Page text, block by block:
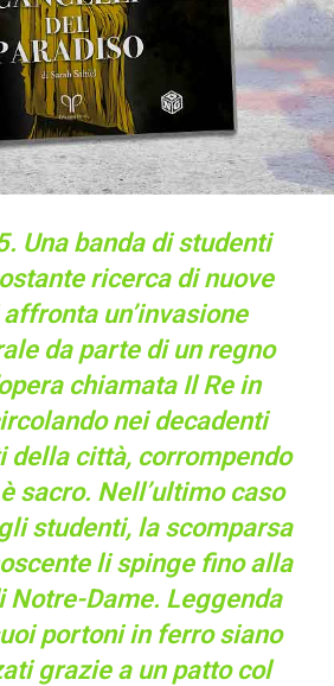
Una banda di studenti
ricerca di nuove
un’invasione
da parte di un regno
chiamata Il Re in
nei decadenti
della città, corrompendo
sacro. Nell’ultimo caso
studenti, la scomparsa
li spinge fino alla
Notre-Dame. Leggenda
portoni in ferro siano
grazie a un patto col